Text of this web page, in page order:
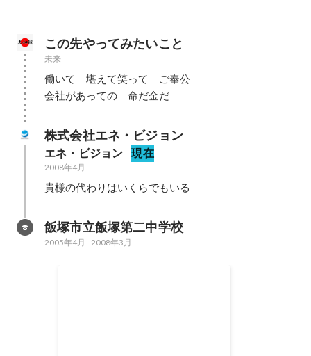
この先やってみたいこと
未来
働いて　堪えて笑って　ご奉公
会社があっての　命だ金だ
株式会社エネ・ビジョン
エネ・ビジョン 現在
2008年4月 -
貴様の代わりはいくらでもいる
飯塚市立飯塚第二中学校
2005年4月 -2008年3月